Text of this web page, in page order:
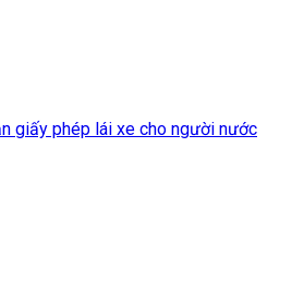
giấy phép lái xe cho người nước